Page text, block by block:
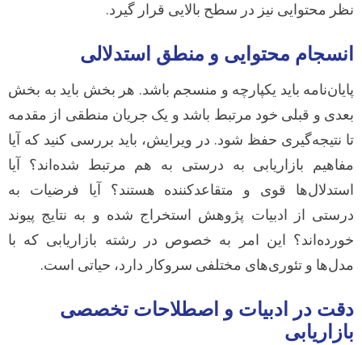
نظر محتوایی نیز در سطح بالایی قرار گیرد.
انسجام محتوایی و منطق استدلالی
پایان‌نامه باید یکپارچه و منسجم باشد. هر بخش باید به بخش
بعدی و قبلی خود مرتبط باشد و یک جریان منطقی از مقدمه
تا نتیجه‌گیری حفظ شود. در ویرایش، باید بررسی کنید که آیا
مفاهیم بازاریابی به درستی به هم مرتبط شده‌اند؟ آیا
استدلال‌ها قوی و متقاعدکننده هستند؟ آیا فرضیات به
درستی از ادبیات پژوهش استخراج شده و به نتایج پیوند
خورده‌اند؟ این امر به خصوص در رشته بازاریابی که با
مدل‌ها و تئوری‌های مختلفی سروکار دارد، حیاتی است.
دقت در ادبیات و اصطلاحات تخصصی
بازاریابی